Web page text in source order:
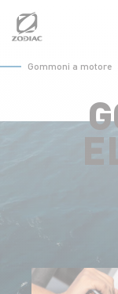
contenu
Gommoni a motore